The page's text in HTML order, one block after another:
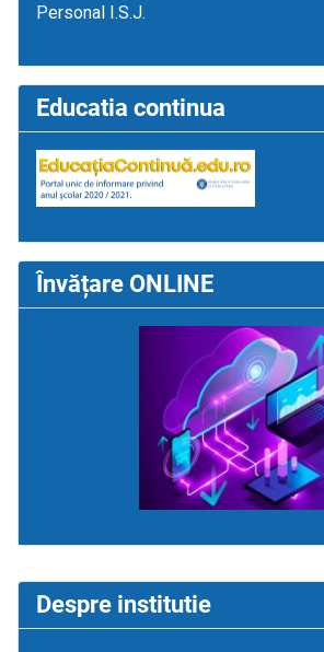
Despre institutie
Personal I.S.J.
Educatia continua
Învățare ONLINE